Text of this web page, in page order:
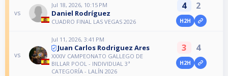
vs
Jul 18, 2026, 10:15 PM
Daniel Rodríguez
CUADRO FINAL LAS VEGAS 2026
4 2
H2H
vs
Jul 11, 2026, 3:41 PM
Juan Carlos Rodriguez Ares
XXXIV CAMPEONATO GALLEGO DE
BILLAR POOL - INDIVIDUAL 3ª
CATEGORÍA - LALÍN 2026
3 4
H2H